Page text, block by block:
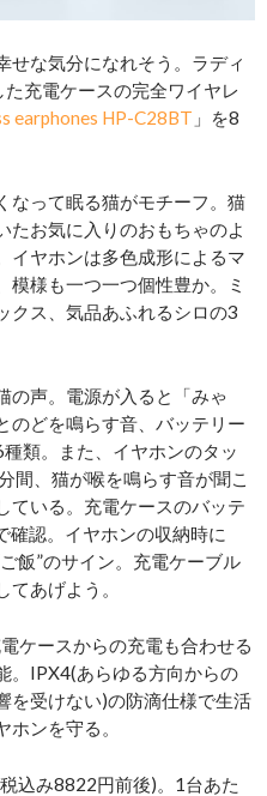
な気分になれそう。ラディ
充電ケースの完全ワイヤレ
earphones HP-C28BT 」を8
って眠る猫がモチーフ。猫
たお気に入りのおもちゃのよ
イヤホンは多色成形によるマ
模様も一つ一つ個性豊か。ミ
クス、気品あふれるシロの3
声。電源が入ると「みゃ
のどを鳴らす音、バッテリー
類。また、イヤホンのタッ
間、猫が喉を鳴らす音が聞こ
ている。充電ケースのバッテ
確認。イヤホンの収納時に
飯”のサイン。充電ケーブル
あげよう。
ケースからの充電も合わせる
。IPX4(あらゆる方向からの
を受けない)の防滴仕様で生活
ンを守る。
込み8822円前後)。1台あた